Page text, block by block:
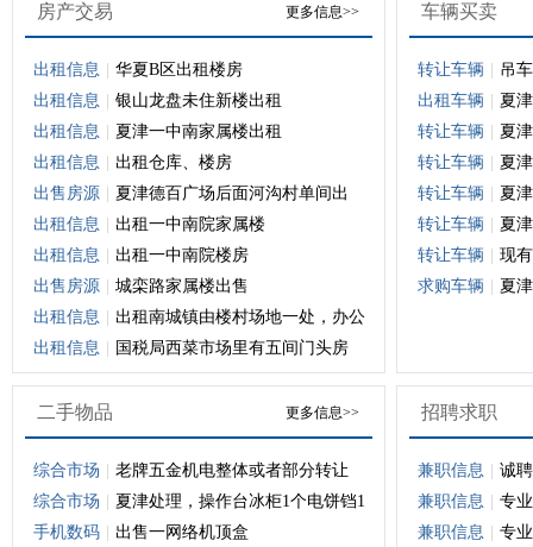
房产交易 更多信息>>
出租信息
华夏B区出租楼房
出租信息
银山龙盘未住新楼出租
出租信息
夏津一中南家属楼出租
出租信息
出租仓库、楼房
出售房源
夏津德百广场后面河沟村单间出
出租信息
出租一中南院家属楼
出租信息
出租一中南院楼房
出售房源
城栾路家属楼出售
出租信息
出租南城镇由楼村场地一处，办公
出租信息
国税局西菜市场里有五间门头房
车辆买卖
转让车辆
吊
出租车辆
夏
转让车辆
夏
转让车辆
夏
转让车辆
夏
转让车辆
夏
转让车辆
现
求购车辆
夏
二手物品 更多信息>>
综合市场
老牌五金机电整体或者部分转让
综合市场
夏津处理，操作台冰柜1个电饼铛1
手机数码
出售一网络机顶盒
招聘求职
兼职信息
诚
兼职信息
专
兼职信息
专